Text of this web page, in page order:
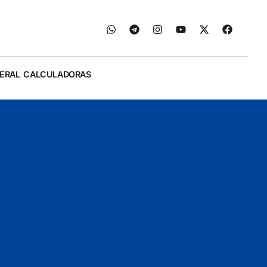
CALCULADORAS